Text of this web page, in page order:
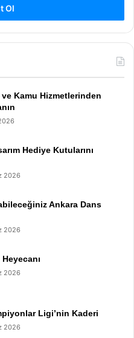
Ol
Kamu Hizmetlerinden
Hediye Kutularını
2026
Ankara Dans
2026
2026
Ligi’nin Kaderi
2026